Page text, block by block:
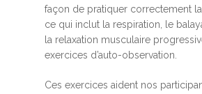
façon de pratiquer correctement la
ce qui inclut la respiration, le
la relaxation musculaire
exercices d’auto-observation.
Ces exercices aident nos